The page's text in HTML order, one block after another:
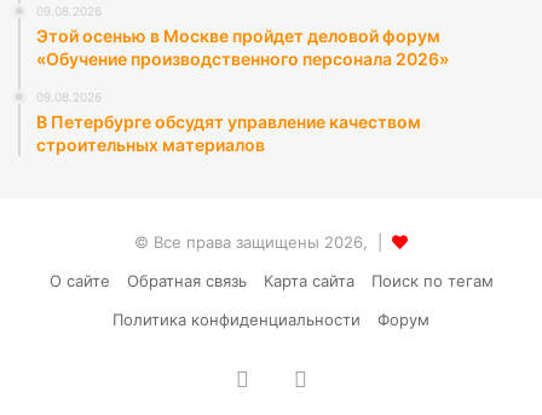
09.08.2026
Этой осенью в Москве пройдет деловой форум
«Обучение производственного персонала 2026»
09.08.2026
В Петербурге обсудят управление качеством
строительных материалов
© Все права защищены 2026, |
О сайте
Обратная связь Карта сайта
Поиск по тегам
Политика конфиденциальности
Форум
vk.com